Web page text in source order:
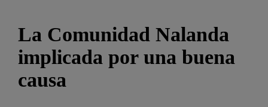
La Comunidad Nalanda
implicada por una buena
causa